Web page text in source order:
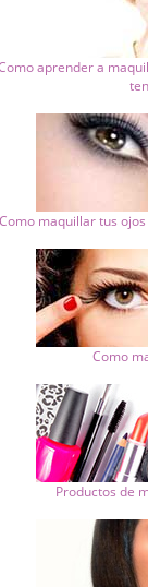
aprender a
Como maquillar tus
Como
Productos de